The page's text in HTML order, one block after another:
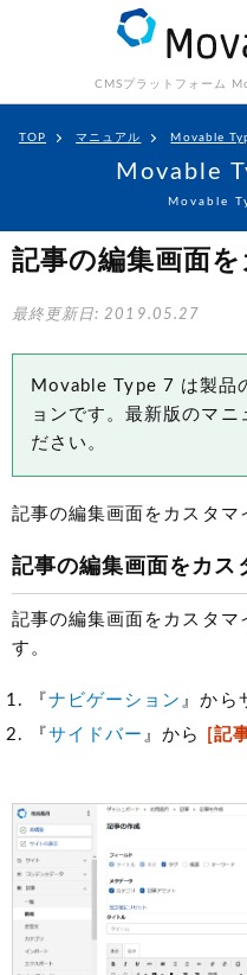
CMSプラットフォーム
TOP マニュアル Movable
Movable
Movable
記事の編集画面
最終更新日: 2019.05.27
Movable Type 7 は製品
ョンです。最新版のマニ
ださい。
記事の編集画面をカスタマ
記事の編集画面をカス
記事の編集画面をカスタマ
す。
『ナビゲーション 』から
『サイドバー 』から [記